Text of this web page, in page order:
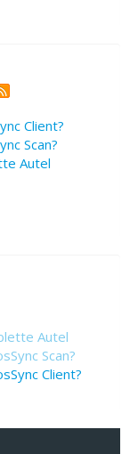
Client?
Scan?
Autel
Autel
Scan?
Client?